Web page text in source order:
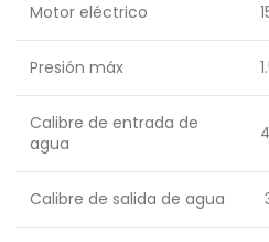
Motor eléctrico
Presión máx
Calibre de entrada de
agua
Calibre de salida de agua